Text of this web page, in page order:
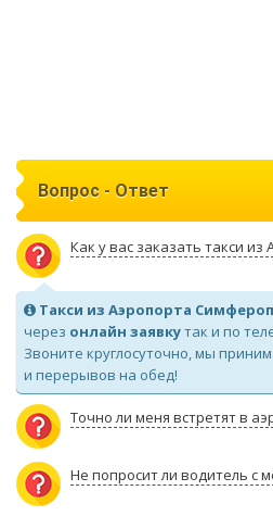
Вопрос - Ответ
Как у вас заказать такси
Такси из Аэропорта
через онлайн заявкутак и по
Звоните круглосуточно, мы
и перерывов на обед!
Точно ли меня встретят в
Не попросит ли водитель с